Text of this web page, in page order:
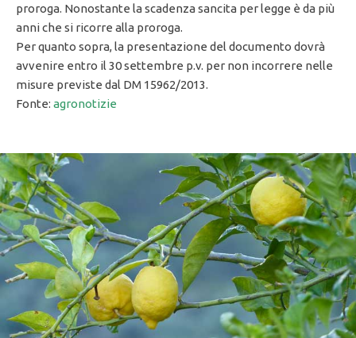
proroga. Nonostante la scadenza sancita per legge è da più
anni che si ricorre alla proroga.
Per quanto sopra, la presentazione del documento dovrà
avvenire entro il 30 settembre p.v. per non incorrere nelle
misure previste dal DM 15962/2013.
Fonte: agronotizie